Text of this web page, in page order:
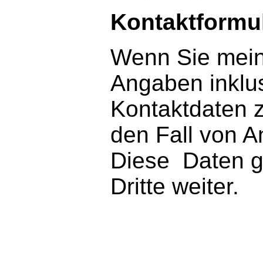
Wenn Sie
Angaben
Kontaktdaten
den Fall von
Diese Daten
Dritte weiter.